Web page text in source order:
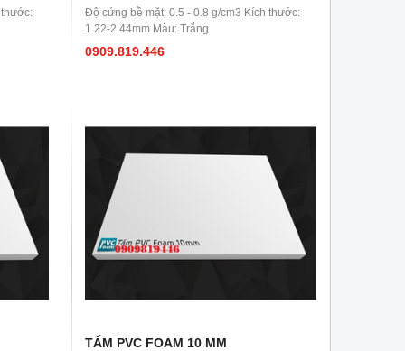
Độ cứng bề mặt: 0.5 - 0.8 g/cm3 Kích thước:
1.22-2.44mm Màu: Trắng
0909.819.446
TẤM PVC FOAM 10 MM